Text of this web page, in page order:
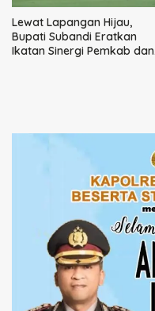
Lewat Lapangan Hijau,
Bupati Subandi Eratkan
Ikatan Sinergi Pemkab dan